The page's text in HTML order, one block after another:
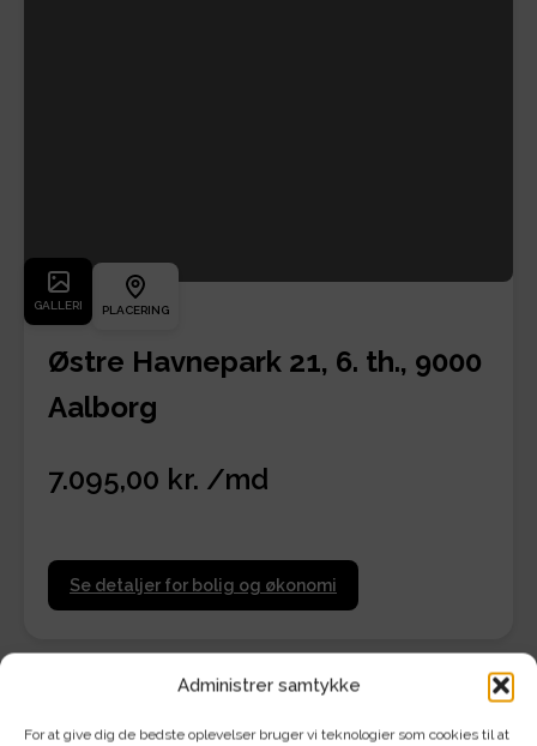
Administrer samtykke
For at give dig de bedste oplevelser bruger vi teknologier som cookies til at
GALLERI PLACERING
Østre Havnepark 21, 6. th., 9000
Aalborg
7.095,00 kr. /md
Se detaljer for bolig og økonomi